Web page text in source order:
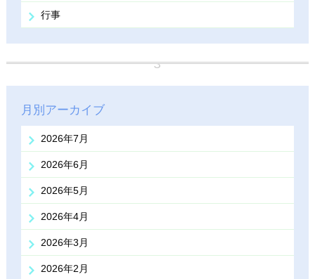
行事
月別アーカイブ
2026年7月
2026年6月
2026年5月
2026年4月
2026年3月
2026年2月